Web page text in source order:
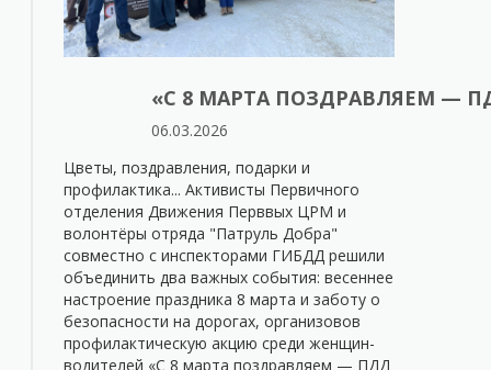
«С 8 МАРТА ПОЗДРАВЛЯЕМ —
06.03.2026
Цветы, поздравления, подарки и
профилактика... Активисты Первичного
отделения Движения Перввых ЦРМ и
волонтёры отряда "Патруль Добра"
совместно с инспекторами ГИБДД решили
объединить два важных события: весеннее
настроение праздника 8 марта и заботу о
безопасности на дорогах, организовов
профилактическую акцию среди женщин-
водителей «С 8 марта поздравляем — ПДД